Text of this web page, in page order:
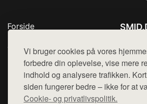
Vi bruger cookies på vores
forbedre din oplevelse, vise mere
indhold og analysere trafikken.
siden fungerer bedre – ikke for at
Cookie- og privatlivspolitik.
Forside
Top Rabatter
Kontakt
Mail: